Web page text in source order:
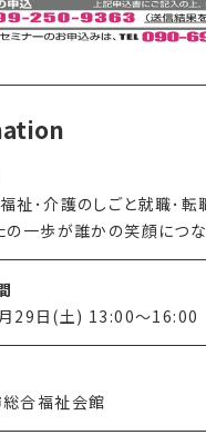
祉･介護のしごと就職･転
の一歩が誰かの笑顔につ
29日(土) 13:00〜16:00
合福祉会館